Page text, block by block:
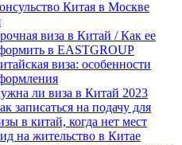
Китая в Москве
виза в Китай / Как ее
в EASTGROUP
виза: особенности
ли виза в Китай 2023
записаться на подачу для
в китай, когда нет мест
на жительство в Китае